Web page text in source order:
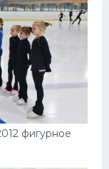
фигурное